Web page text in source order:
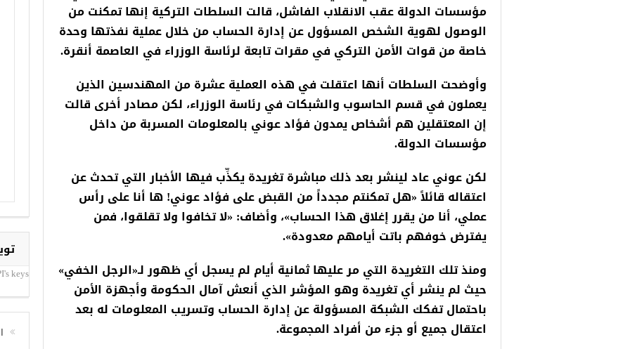
مؤسسات الدولة عقب الانقلاب الفاشل، قالت السلطات التركية إنها تمكنت من
الوصول لهوية الشخص المسؤول عن إدارة الحساب من خلال عملية نفذتها وحدة
خاصة من قوات الأمن التركي في مقرات تابعة لرئاسة الوزراء في العاصمة أنقرة.
وأوضحت السلطات أنها اعتقلت في هذه العملية عشرة من المهندسين الذين
يعملون في قسم الحاسوب والشبكات في رئاسة الوزراء، لكن مصادر أخرى قالت
إن المعتقلين هم أشخاص يمدون فؤاد عوني بالمعلومات المسربة من داخل
مؤسسات الدولة.
لكن عوني عاد لينشر بعد ذلك مباشرة تغريدة يكذِّب فيها الأخبار التي تحدث عن
اعتقاله قائلاً «هل تمكنتم مجدداً من القبض على فؤاد عوني! ها أنا على رأس
عملي، أنا من يقرر إغلاق هذا الحساب»، وأضاف: «لا تخافوا ولا تقلقوا، فمن
يفترض خوفهم باتت أيامهم معدودة».
ومنذ تلك التغريدة التي مر عليها ثمانية أيام لم يسجل أي ظهور لـ«الرجل الخفي»
حيث لم ينشر أي تغريدة وهو المؤشر الذي أنعش آمال الحكومة وأجهزة الأمن
باحتمال تفكك الشبكة المسؤولة عن إدارة الحساب وتسريب المعلومات له بعد
اعتقال جميع أو جزء من أفراد المجموعة.
keys